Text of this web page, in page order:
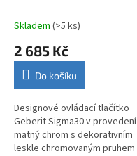
Skladem (>5 ks)
2 685 Kč
Do košíku
Designové ovládací tlačítko
Geberit Sigma30 v provedení
matný chrom s dekorativním
leskle chromovaným pruhem